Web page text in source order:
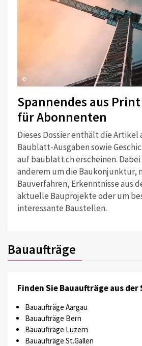
©
Spannendes aus
für Abonnenten
Dieses Dossier enthält die Artikel
Baublatt-Ausgaben sowie
auf baublatt.ch erscheinen.
anderem um die Baukonjunktur,
Bauverfahren, Erkenntnisse aus
aktuelle Bauprojekte oder um
interessante Baustellen.
Bauaufträge
Finden Sie Bauaufträge aus der
Bauaufträge Aargau
Bauaufträge Bern
Bauaufträge Luzern
Bauaufträge St.Gallen